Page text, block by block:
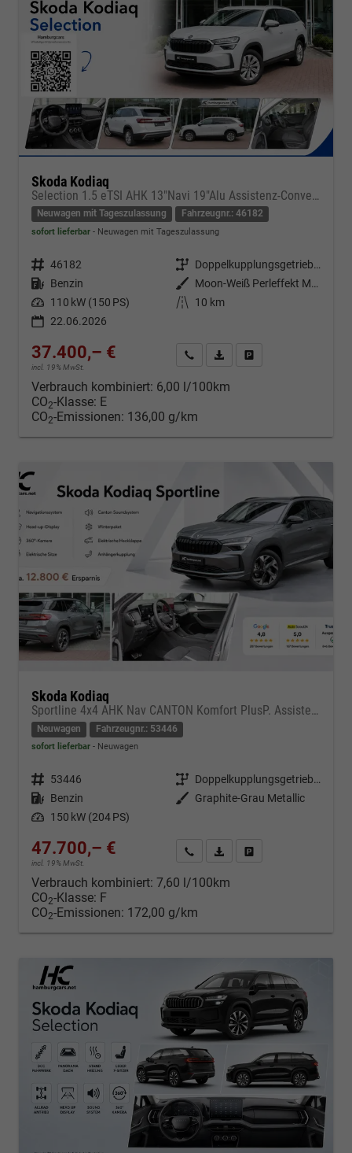
Skoda Kodiaq
Selection 1.5 eTSI AHK 13"Navi 19"Alu Assistenz-Convenience-WinterP
Neuwagen mit Tageszulassung Fahrzeugnr.: 46182
sofort lieferbar Neuwagen mit Tageszulassung
Fahrzeugnr. 46182 Getriebe
Doppelkupplungsgetriebe (DSG)
Kraftstoff Benzin Außenfarbe
Moon-Weiß Perleffekt Metallic
Leistung 110 kW (150 PS) Kilometerstand
10 km
22.06.2026
37.400,– €
incl. 19% MwSt.
Kontakt & Angebot anfordern
PDF-Datei, Fahrzeugexposé
Verbrauch kombiniert: 6,00 l/100km
CO2-Klasse: E
CO2-Emissionen: 136,00 g/km
Skoda Kodiaq
Sportline 4x4 AHK Nav CANTON Komfort PlusP. AssistenzP
Neuwagen Fahrzeugnr.: 53446
sofort lieferbar Neuwagen
Fahrzeugnr. 53446 Getriebe
Doppelkupplungsgetriebe (DSG)
Kraftstoff Benzin Außenfarbe
Graphite-Grau Metallic
Leistung 150 kW (204 PS)
47.700,– €
incl. 19% MwSt.
Kontakt & Angebot anfordern
PDF-Datei, Fahrzeugexposé
Verbrauch kombiniert: 7,60 l/100km
CO2-Klasse: F
CO2-Emissionen: 172,00 g/km